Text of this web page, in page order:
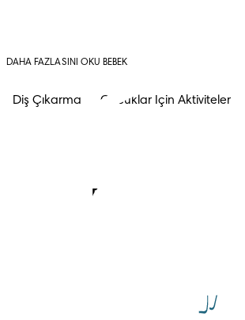
DAHA FAZLASINI OKU BEBEK
Diş Çıkarma Çocuklar Için Aktiviteler
Prima